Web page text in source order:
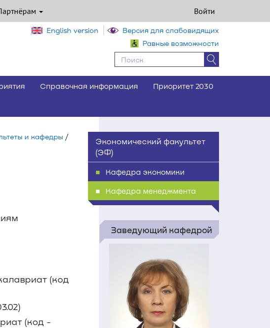
Войти
English version
Версия для слабовидящих
Равные возможности
Справочная информация Приоритет 2030
и кафедры /
(код
(код -
Экономический факультет
(ЭФ)
Кафедра экономики
Кафедра менеджмента
Заведующий кафедрой